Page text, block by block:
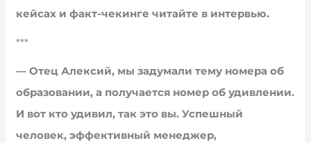
кейсах и факт-чекинге читайте в интервью.
***
— Отец Алексий, мы задумали тему номера об
образовании, а получается номер об удивлении.
И вот кто удивил, так это вы. Успешный
человек, эффективный менеджер,